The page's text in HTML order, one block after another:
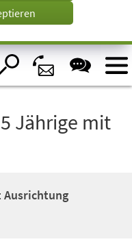
Jährige mit
Ausrichtung